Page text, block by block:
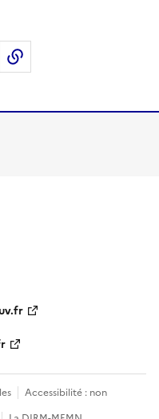
LinkedInpar email
Accessibilité : non